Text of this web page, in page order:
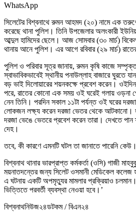
WhatsApp
সিলেটের বিশ্বনাথে রুমন আহমদ (২০) নামে এক
করেছে থানা পুলিশ। তিনি উপজেলার অলংকারী
আব্দুল হামিদের ছেলে। আজ সোমবার (৩০ মার্চ)
থানায় আনে পুলিশ। এর আগে রবিবার (২৯ মার্চ)
পুলিশ ও পরিবার সূত্র জানায়, রুমন কৃষি কাজে সম্পৃক্ত
স্বাভাবিকভাবেই স্থানীয় পনাউল্লাহ বাজারে ঘুরতে
বড় ভাই দিলোয়ারের শয়নকক্ষে প্রবেশ করেন।
পরে, রাতের কোনো এক সময় ওই ঘরেই গলায় ওড়না
নেন তিনি। পরদিন সকাল ১১টা পর্যন্ত ওই ঘরের
লোকজন লক্ষ্য করেন দরজা ভেতর থেকে আটকানো।
দরজা ভেঙে ভেতরে প্রবেশ করেন তারা। দেখতে পান
দেহ।
তবে, কী কারণে এমনটি ঘটল তা জানাতে পারেনি কেউ।
বিশ্বনাথ থানার ভারপ্রাপ্ত কর্মকর্তা (ওসি) গাজী
ময়নাতদন্তের জন্য সিলেট ওসমানী মেডিকেল কলেজ
এ ঘটনায় একটি অপমৃত্যুর মামলার প্রক্রিয়াও চলমান।
ভিত্তিতে পরবর্তী ব্যবস্থা নেওয়া হবে।’
বিশ্বনাথনিউজ২৪ডটকম / বিএন২৪